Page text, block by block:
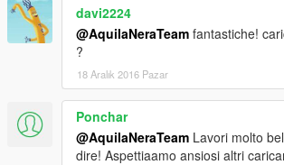
davi2224
@AquilaNeraTeam fantastiche!
?
18 Aralık 2016 Pazar
Ponchar
@AquilaNeraTeam Lavori molto
dire! Aspettiaamo ansiosi altri